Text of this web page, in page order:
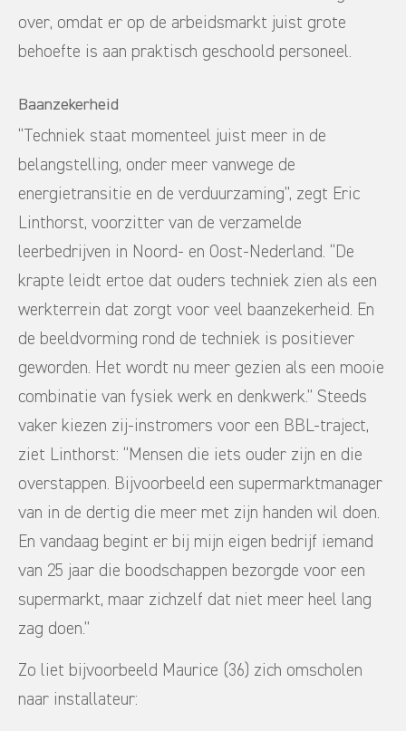
over, omdat er op de arbeidsmarkt juist grote
behoefte is aan praktisch geschoold personeel.
Baanzekerheid
“Techniek staat momenteel juist meer in de
belangstelling, onder meer vanwege de
energietransitie en de verduurzaming”, zegt Eric
Linthorst, voorzitter van de verzamelde
leerbedrijven in Noord- en Oost-Nederland. “De
krapte leidt ertoe dat ouders techniek zien als een
werkterrein dat zorgt voor veel baanzekerheid. En
de beeldvorming rond de techniek is positiever
geworden. Het wordt nu meer gezien als een mooie
combinatie van fysiek werk en denkwerk.” Steeds
vaker kiezen zij-instromers voor een BBL-traject,
ziet Linthorst: “Mensen die iets ouder zijn en die
overstappen. Bijvoorbeeld een supermarktmanager
van in de dertig die meer met zijn handen wil doen.
En vandaag begint er bij mijn eigen bedrijf iemand
van 25 jaar die boodschappen bezorgde voor een
supermarkt, maar zichzelf dat niet meer heel lang
zag doen.”
Zo liet bijvoorbeeld Maurice (36) zich omscholen
naar installateur: